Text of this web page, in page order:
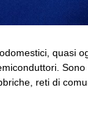
quasi
Sono
reti di